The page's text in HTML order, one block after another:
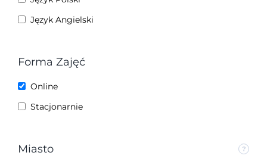
Język Angielski
Forma Zajęć
Online
Stacjonarnie
Miasto